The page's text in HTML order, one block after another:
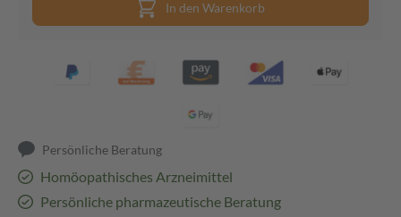
In den Warenkorb
Persönliche Beratung
Homöopathisches Arzneimittel
Persönliche pharmazeutische Beratung